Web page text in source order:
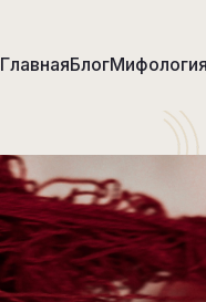
ГлавнаяБлогМифология